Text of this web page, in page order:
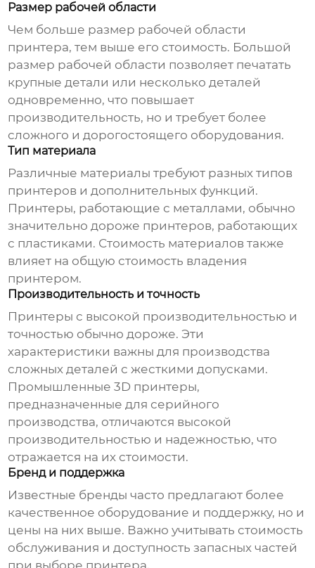
Размер рабочей области
Чем больше размер рабочей области
принтера, тем выше его стоимость. Большой
размер рабочей области позволяет печатать
крупные детали или несколько деталей
одновременно, что повышает
производительность, но и требует более
сложного и дорогостоящего оборудования.
Тип материала
Различные материалы требуют разных типов
принтеров и дополнительных функций.
Принтеры, работающие с металлами, обычно
значительно дороже принтеров, работающих
с пластиками. Стоимость материалов также
влияет на общую стоимость владения
принтером.
Производительность и точность
Принтеры с высокой производительностью и
точностью обычно дороже. Эти
характеристики важны для производства
сложных деталей с жесткими допусками.
Промышленные 3D принтеры,
предназначенные для серийного
производства, отличаются высокой
производительностью и надежностью, что
отражается на их стоимости.
Бренд и поддержка
Известные бренды часто предлагают более
качественное оборудование и поддержку, но и
цены на них выше. Важно учитывать стоимость
обслуживания и доступность запасных частей